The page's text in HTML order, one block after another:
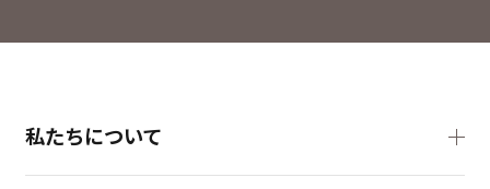
私たちについて